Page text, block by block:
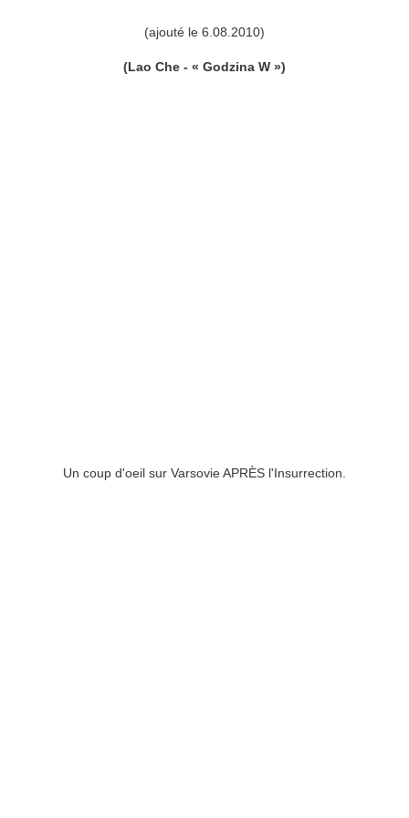
(ajouté le 6.08.2010)
(Lao Che - « Godzina W »)
Un coup d'oeil sur Varsovie APRÈS l'Insurrection.